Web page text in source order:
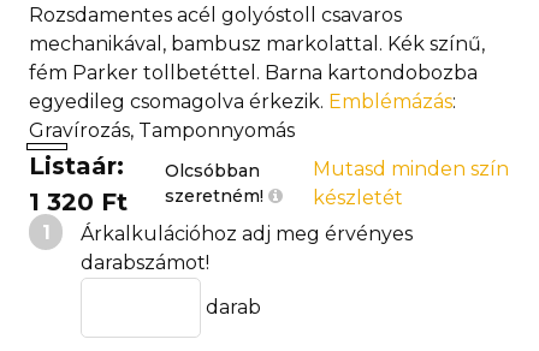
Rozsdamentes acél golyóstoll csavaros
mechanikával, bambusz markolattal. Kék színű,
fém Parker tollbetéttel. Barna kartondobozba
egyedileg csomagolva érkezik. Emblémázás:
Gravírozás, Tamponnyomás
Listaár:
1 320 Ft
Olcsóbban
szeretném!
Mutasd minden szín
készletét
1
Árkalkulációhoz adj meg érvényes
darabszámot!
darab